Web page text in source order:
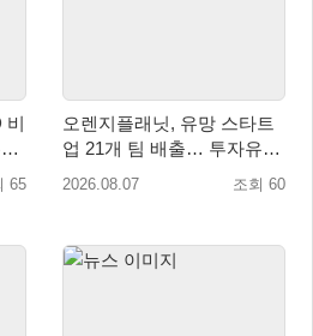
비
65
오렌지플래닛, 유망 스타트
업 21개 팀 배출… 투자유치∙
매출성장 성과 눈길
2026.08.07 조회 60